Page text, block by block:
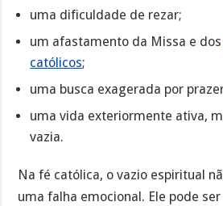
uma dificuldade de rezar;
um afastamento da Missa e dos
católicos;
uma busca exagerada por
uma vida exteriormente ativa,
vazia.
Na fé católica, o vazio espiritual
uma falha emocional. Ele pode